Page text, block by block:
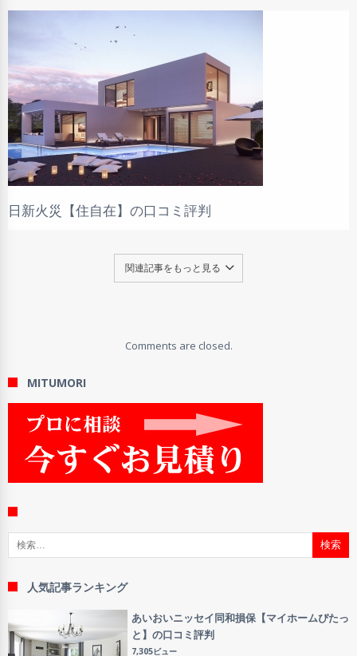
日新火災【住自在】の口コミ評判
関連記事をもっと見る
Comments are closed.
MITUMORI
検索:
人気記事ランキング
あいおいニッセイ同和損保【マイホームぴたっ
と】の口コミ評判
7,305ビュー